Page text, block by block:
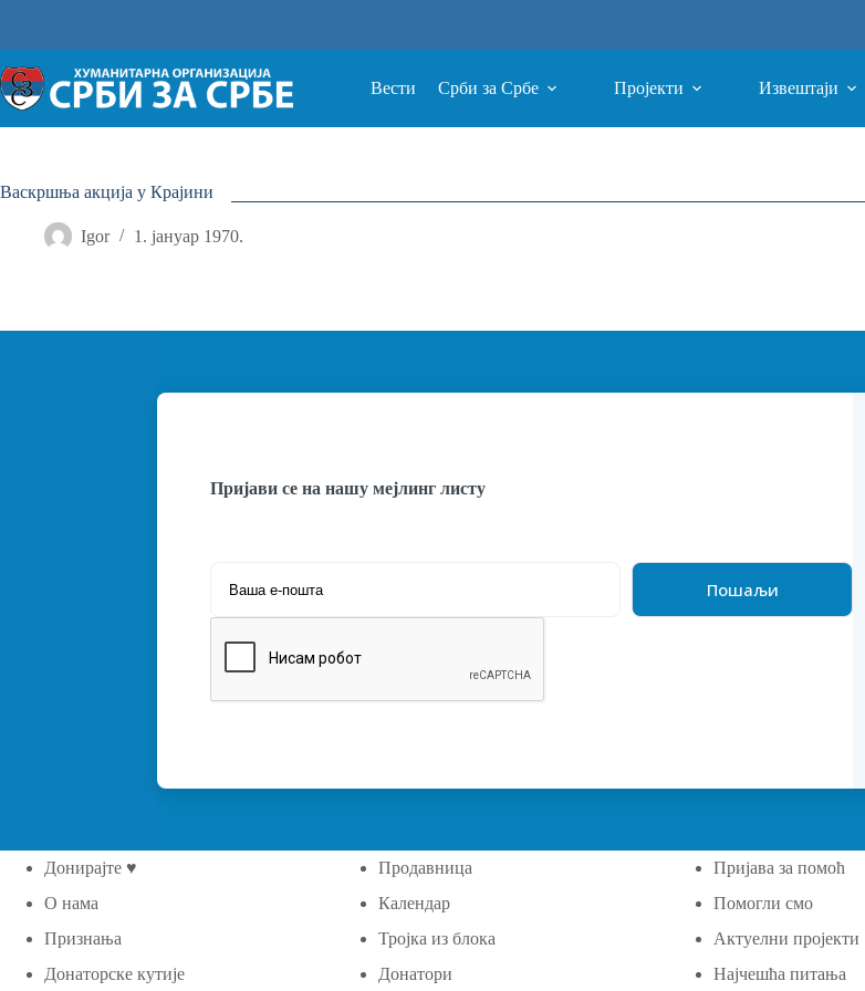
Вести Срби за Србе Пројекти Извештаји
Васкршња акција у Крајини
Igor 1. јануар 1970.
Пријави се на нашу мејлинг листу
Донирајте ♥
О нама
Признања
Донаторске кутије
Продавница
Календар
Тројка из блока
Донатори
Пријава за помоћ
Помогли смо
Актуелни пројекти
Најчешћа питања